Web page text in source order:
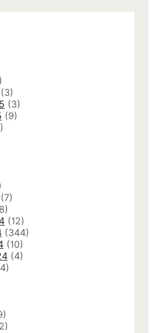
(3)
(3)
(9)
(7)
(12)
(344)
(10)
(4)